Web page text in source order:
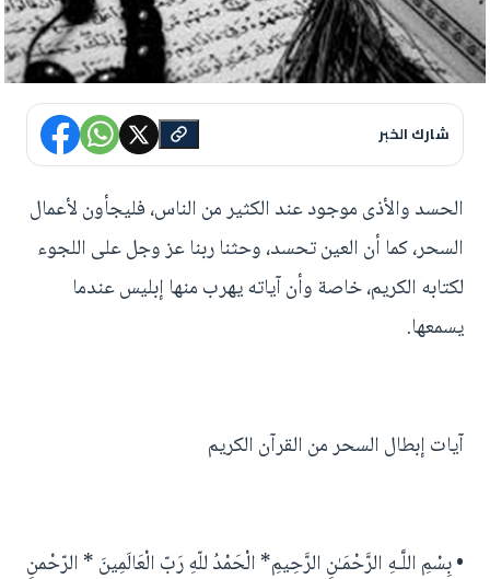
شارك الخبر
الحسد والأذى موجود عند الكثير من الناس، فليجأون لأعمال
السحر، كما أن العين تحسد، وحثنا ربنا عز وجل على اللجوء
لكتابه الكريم، خاصة وأن آياته يهرب منها إبليس عندما
يسمعها.
آيات إبطال السحر من القرآن الكريم
• بِسْمِ اللَّـهِ الرَّحْمَـٰنِ الرَّحِيمِ* الْحَمْدُ للّهِ رَبّ الْعَالَمِينَ * الرّحْمنِ